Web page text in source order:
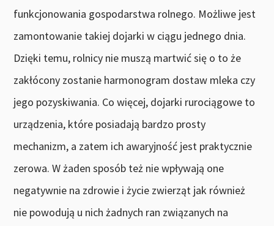
funkcjonowania gospodarstwa rolnego. Możliwe jest
zamontowanie takiej dojarki w ciągu jednego dnia.
Dzięki temu, rolnicy nie muszą martwić się o to że
zakłócony zostanie harmonogram dostaw mleka czy
jego pozyskiwania. Co więcej, dojarki rurociągowe to
urządzenia, które posiadają bardzo prosty
mechanizm, a zatem ich awaryjność jest praktycznie
zerowa. W żaden sposób też nie wpływają one
negatywnie na zdrowie i życie zwierząt jak również
nie powodują u nich żadnych ran związanych na